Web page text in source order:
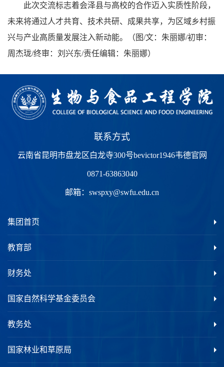
‌此次交流标志着会泽县与高校的合作迈入实质性阶段，
未来将通过人才共育、技术共研、成果共享，为区域乡村振
兴与产业高质量发展注入新动能。（图/文：朱丽娜/初审：
周杰珑/终审：刘兴东/责任编辑：朱丽娜）‌
联系方式
云南省昆明市盘龙区白龙寺300号bevictor1946韦德官网
0871-63863040
邮箱： swspxy@swfu.edu.cn
集团首页
教育部
财务处
国家自然科学基金委员会
教务处
国家林业和草原局